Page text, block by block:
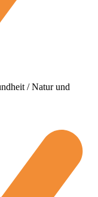
/ Natur und